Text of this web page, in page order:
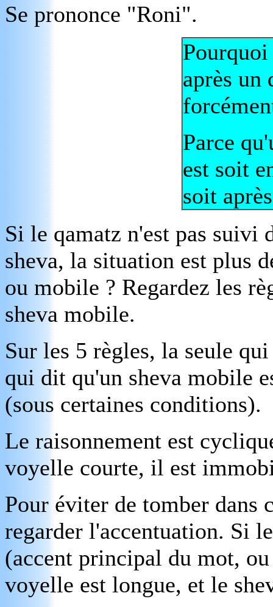
Se prononce "Roni".
Pourquoi
après un
Parce
est soit
soit
Si le qamatz n'est pas suivi
sheva, la situation est plus
ou mobile ? Regardez les
sheva mobile.
Sur les 5 règles, la seule
qui dit qu'un sheva mobile
(sous certaines conditions).
Le raisonnement est
voyelle courte, il est
Pour éviter de tomber dans
regarder l'accentuation. Si
(accent principal du mot,
voyelle est longue, et le